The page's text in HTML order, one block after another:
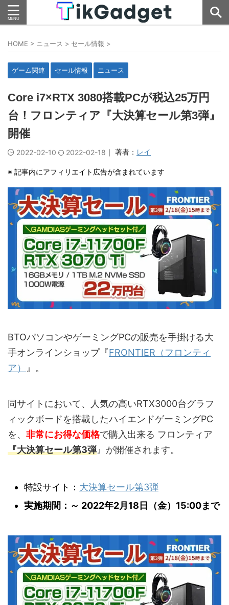
HOME > ニュース > セール情報 >
ゲーム関連 セール情報 ニュース
Core i7×RTX 3080搭載PCが税込25万円
台！フロンティア『大決算セール第3弾』
開催
2022-02-10 2022-02-18 ｜ 著者： レイ
※ 記事内にアフィリエイト広告が含まれています
BTOパソコンやゲーミングPCの販売を手掛ける大
手オンラインショップ『FRONTIER（フロンティ
ア）
』。
同サイトにおいて、人気の高いRTX3000台グラフ
ィックボードを搭載したハイエンドゲーミングPC
を、 非常にお得な価格で購入出来る フロンティア
『大決算セール第3弾』が開催されます。
特設サイト： 大決算セール第3弾
実施期間：～ 2022年2月18日（金）15:00まで